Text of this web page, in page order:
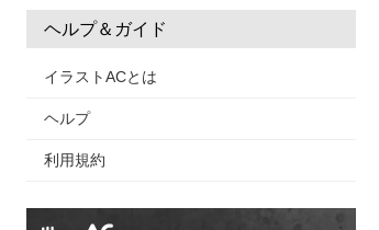
ヘルプ＆ガイド
イラストACとは
ヘルプ
利用規約